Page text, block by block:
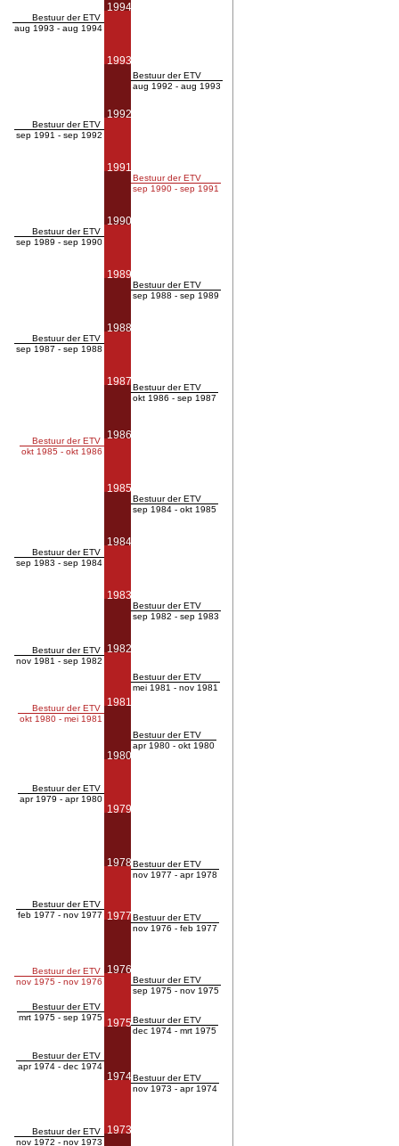
Bestuur der ETV
aug 1993 - aug 1994
Bestuur der ETV
sep 1991 - sep 1992
Bestuur der ETV
sep 1989 - sep 1990
Bestuur der ETV
sep 1987 - sep 1988
Bestuur der ETV
okt 1985 - okt 1986
Bestuur der ETV
sep 1983 - sep 1984
Bestuur der ETV
nov 1981 - sep 1982
Bestuur der ETV
okt 1980 - mei 1981
Bestuur der ETV
apr 1979 - apr 1980
Bestuur der ETV
feb 1977 - nov 1977
Bestuur der ETV
nov 1975 - nov 1976
Bestuur der ETV
mrt 1975 - sep 1975
Bestuur der ETV
apr 1974 - dec 1974
Bestuur der ETV
nov 1972 - nov 1973
1994
1993
1992
1991
1990
1989
1988
1987
1986
1985
1984
1983
1982
1981
1980
1979
1978
1977
1976
1975
1974
1973
Bestuur der ETV
aug 1992 - aug 1993
Bestuur der ETV
sep 1990 - sep 1991
Bestuur der ETV
sep 1988 - sep 1989
Bestuur der ETV
okt 1986 - sep 1987
Bestuur der ETV
sep 1984 - okt 1985
Bestuur der ETV
sep 1982 - sep 1983
Bestuur der ETV
mei 1981 - nov 1981
Bestuur der ETV
apr 1980 - okt 1980
Bestuur der ETV
nov 1977 - apr 1978
Bestuur der ETV
nov 1976 - feb 1977
Bestuur der ETV
sep 1975 - nov 1975
Bestuur der ETV
dec 1974 - mrt 1975
Bestuur der ETV
nov 1973 - apr 1974